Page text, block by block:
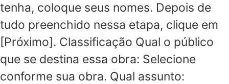
tenha, coloque seus nomes. Depois de
tudo preenchido nessa etapa, clique em
[Próximo]. Classificação Qual o público
que se destina essa obra: Selecione
conforme sua obra. Qual assunto: